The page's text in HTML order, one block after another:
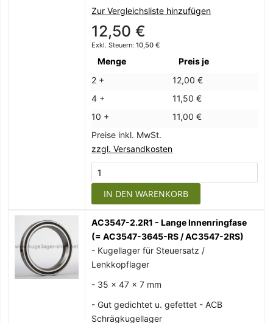
Zur Vergleichsliste hinzufügen
12,50 €
10,50 €
Menge
Preis je
2 +
12,00 €
4 +
11,50 €
10 +
11,00 €
Preise inkl. MwSt.
zzgl. Versandkosten
IN DEN WARENKORB
AC3547-2.2R1 - Lange Innenringfase
(= AC3547-3645-RS / AC3547-2RS)
- Kugellager für Steuersatz /
Lenkkopflager
- 35 x 47 x 7 mm
- Gut gedichtet u. gefettet - ACB
Schrägkugellager